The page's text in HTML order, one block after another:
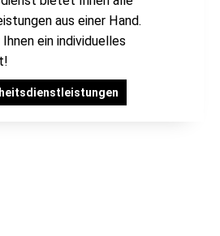
aus einer Hand.
ein individuelles